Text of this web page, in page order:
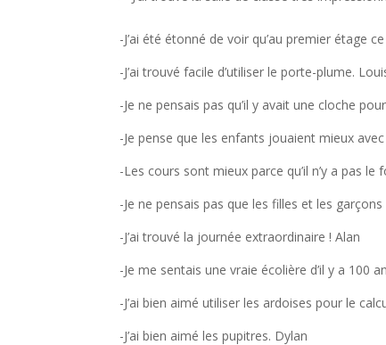
-J’ai été étonné de voir qu’au premier étage
-J’ai trouvé facile d’utiliser le porte-plume.
-Je ne pensais pas qu’il y avait une cloche
-Je pense que les enfants jouaient mieux
-Les cours sont mieux parce qu’il n’y a pas
-Je ne pensais pas que les filles et les
-J’ai trouvé la journée extraordinaire ! Alan
-Je me sentais une vraie écolière d’il y a 100
-J’ai bien aimé utiliser les ardoises pour le
-J’ai bien aimé les pupitres. Dylan